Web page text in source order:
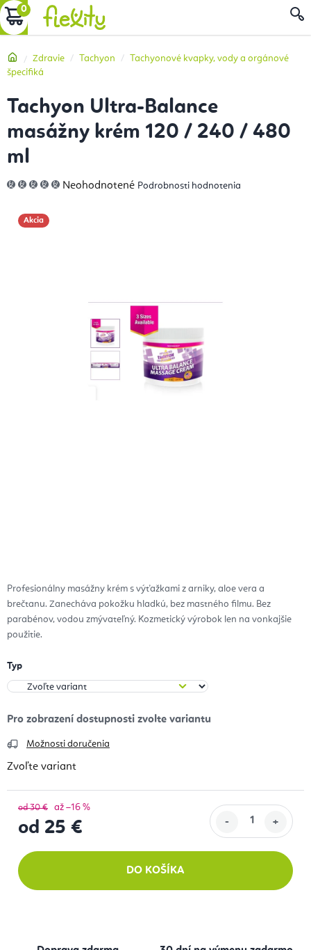
Prejsť
na
NÁKUPNÝ
Domov
Zdravie Tachyon
Tachyonové kvapky, vody a orgánové
špecifiká
Profesionálny masážny krém s výťažkami z arniky, aloe vera a
brečtanu. Zanecháva pokožku hladkú, bez mastného filmu. Bez
parabénov, vodou zmývateľný. Kozmetický výrobok len na vonkajšie
použitie.
Typ
Možnosti doručenia
Zvoľte variant
od 30 € až –16 %
od 25 €
DO KOŠÍKA
Tachyon Ultra-Balance
masážny krém 120 / 240 / 480
ml
Priemerné
hodnotenie
Neohodnotené Podrobnosti hodnotenia
Akcia